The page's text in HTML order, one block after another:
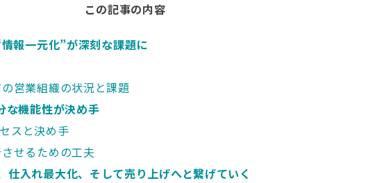
この記事の内容
報一元化”が深刻な課題に
営業組織の状況と課題
な機能性が決め手
スと決め手
せるための工夫
入れ最大化、そして売り上げへと繋げていく